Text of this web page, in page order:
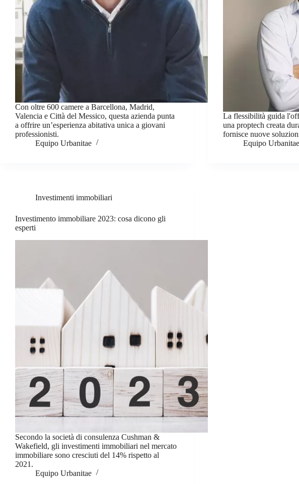
Con oltre 600 camere a Barcellona, Madrid,
Valencia e Città del Messico, questa azienda punta
a offrire un’esperienza abitativa unica a giovani
professionisti.
Equipo Urbanitae
La flessibilità guida
una proptech creata
fornisce nuove
Equipo Urbanitae
Investimenti immobiliari
Investimento immobiliare 2023: cosa dicono gli
esperti
Secondo la società di consulenza Cushman &
Wakefield, gli investimenti immobiliari nel mercato
immobiliare sono cresciuti del 14% rispetto al
2021.
Equipo Urbanitae